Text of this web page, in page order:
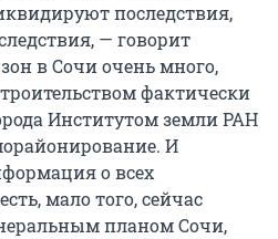
последствия,
— говорит
в Сочи очень много,
фактически
Институтом земли РАН
И
о всех
мало того, сейчас
планом Сочи,